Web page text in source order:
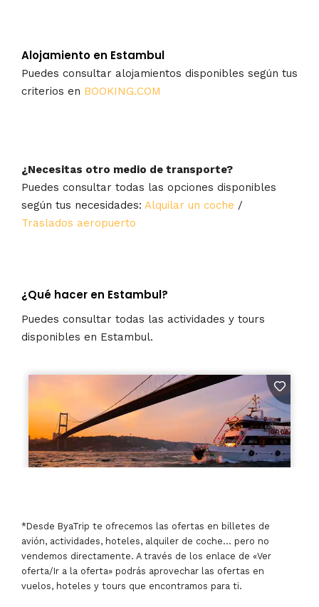
Alojamiento en Estambul
Puedes consultar alojamientos disponibles según tus
criterios en BOOKING.COM
¿Necesitas otro medio de transporte?
Puedes consultar todas las opciones disponibles
según tus necesidades: Alquilar un coche /
Traslados aeropuerto
¿Qué hacer en Estambul?
Puedes consultar todas las actividades y tours
disponibles en Estambul.
*Desde ByaTrip te ofrecemos las ofertas en billetes de
avión, actividades, hoteles, alquiler de coche… pero no
vendemos directamente. A través de los enlace de «Ver
oferta/Ir a la oferta» podrás aprovechar las ofertas en
vuelos, hoteles y tours que encontramos para ti.